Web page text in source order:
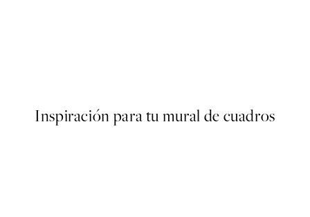
Inspiración para tu mural de cuadros